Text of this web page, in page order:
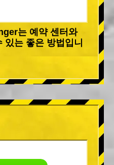
는 예약 센터와
있는 좋은 방법입니